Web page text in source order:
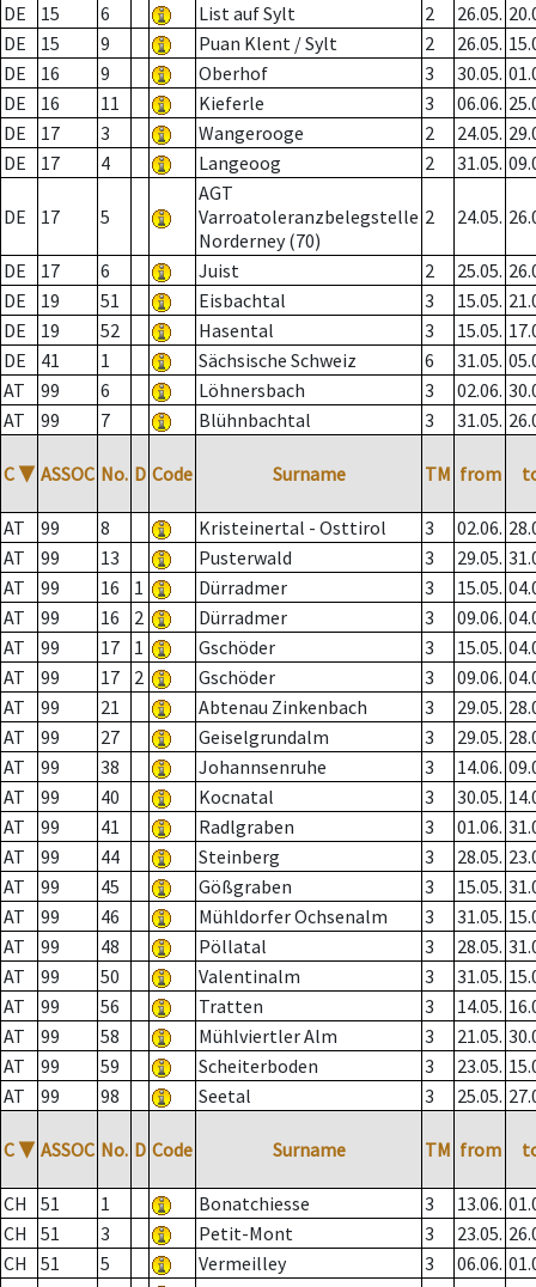
DE
15 6 List auf Sylt 2 26.05.
DE
15 9 Puan Klent / Sylt 2 26.05.
DE
16 9 Oberhof 3 30.05.
DE
16 11 Kieferle 3 06.06.
DE
17 3 Wangerooge 2 24.05.
DE
17 4 Langeoog 2 31.05.
DE 17 5
AGT
Varroatoleranzbelegstelle
Norderney (70)
2 24.05.
DE 17 6 Juist 2 25.05.
DE
19 51 Eisbachtal 3 15.05.
DE
19 52 Hasental 3 15.05.
DE
41 1 Sächsische Schweiz 6 31.05.
AT
99 6 Löhnersbach 3 02.06.
AT
99 7 Blühnbachtal 3 31.05.
C ▼ ASSOC No. D Code Surname TM from
AT 99 8 Kristeinertal - Osttirol 3 02.06.
AT
99 13 Pusterwald 3 29.05.
AT
99 16 1 Dürradmer 3 15.05.
AT
99 16 2 Dürradmer 3 09.06.
AT
99 17 1 Gschöder 3 15.05.
AT
99 17 2 Gschöder 3 09.06.
AT
99 21 Abtenau Zinkenbach 3 29.05.
AT
99 27 Geiselgrundalm 3 29.05.
AT
99 38 Johannsenruhe 3 14.06.
AT
99 40 Kocnatal 3 30.05.
AT
99 41 Radlgraben 3 01.06.
AT
99 44 Steinberg 3 28.05.
AT
99 45 Gößgraben 3 15.05.
AT
99 46 Mühldorfer Ochsenalm 3 31.05.
AT
99 48 Pöllatal 3 28.05.
AT
99 50 Valentinalm 3 31.05.
AT
99 56 Tratten 3 14.05.
AT
99 58 Mühlviertler Alm 3 21.05.
AT
99 59 Scheiterboden 3 23.05.
AT
99 98 Seetal 3 25.05.
C ▼ ASSOC No. D Code Surname TM from
CH 51 1 Bonatchiesse 3 13.06.
CH
51 3 Petit-Mont 3 23.05.
CH
51 5 Vermeilley 3 06.06.